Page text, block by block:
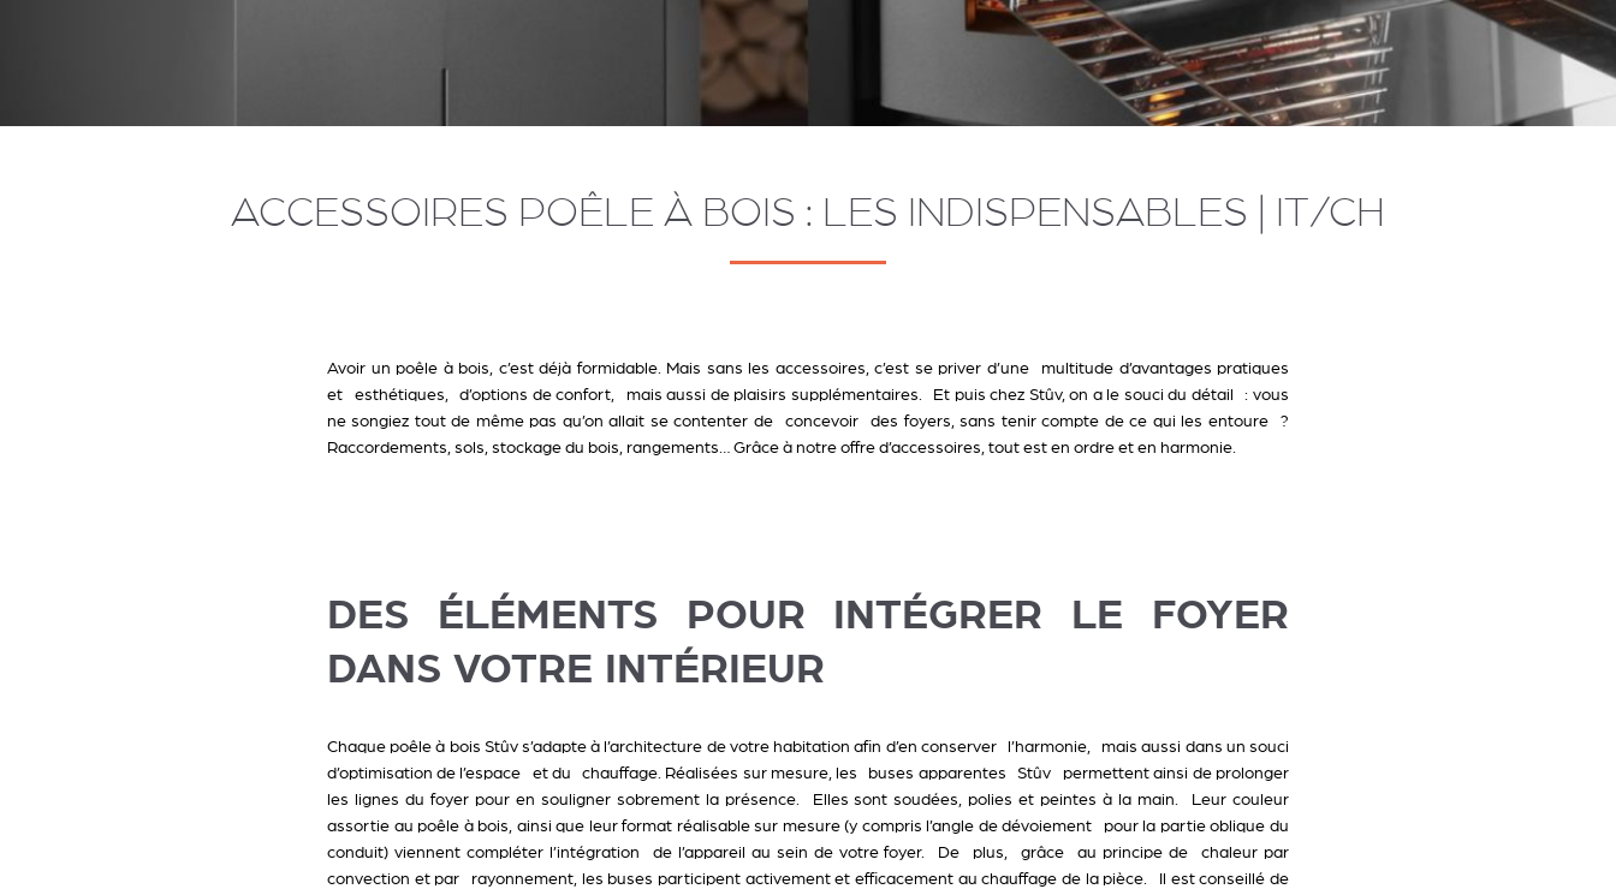
ACCESSOIRES POÊLE À BOIS : LES INDISPENSABLES | IT/CH
Avoir un poêle à bois, c’est déjà formidable. Mais sans les accessoires, c’est se priver d’une multitude d’avantages pratiques
et esthétiques, d’options de confort, mais aussi de plaisirs supplémentaires. Et puis chez Stûv, on a le souci du détail : vous
ne songiez tout de même pas qu’on allait se contenter de concevoir des foyers, sans tenir compte de ce qui les entoure ?
Raccordements, sols, stockage du bois, rangements… Grâce à notre offre d’accessoires, tout est en ordre et en harmonie.
DES ÉLÉMENTS POUR INTÉGRER LE FOYER
DANS VOTRE INTÉRIEUR
Chaque poêle à bois Stûv s’adapte à l’architecture de votre habitation afin d’en conserver l’harmonie, mais aussi dans un souci
d’optimisation de l’espace et du chauffage. Réalisées sur mesure, les buses apparentes Stûv permettent ainsi de prolonger
les lignes du foyer pour en souligner sobrement la présence. Elles sont soudées, polies et peintes à la main. Leur couleur
assortie au poêle à bois, ainsi que leur format réalisable sur mesure (y compris l’angle de dévoiement pour la partie oblique du
conduit) viennent compléter l’intégration de l’appareil au sein de votre foyer. De plus, grâce au principe de chaleur par
convection et par rayonnement, les buses participent activement et efficacement au chauffage de la pièce. Il est conseillé de